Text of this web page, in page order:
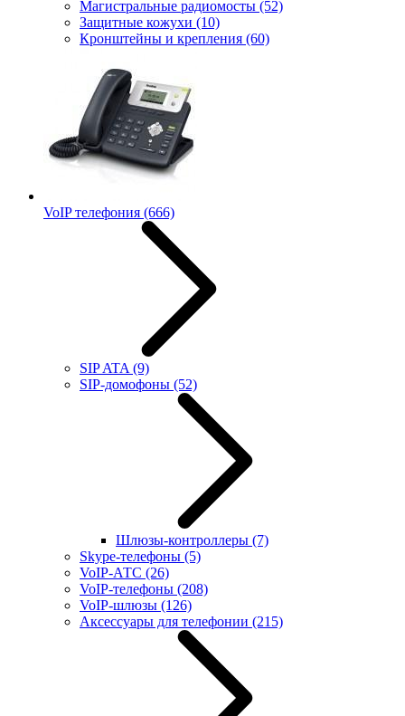
Магистральные радиомосты (52)
Защитные кожухи (10)
Кронштейны и крепления (60)
VoIP телефония (666)
SIP ATA (9)
SIP-домофоны (52)
Шлюзы-контроллеры (7)
Skype-телефоны (5)
VoIP-АТС (26)
VoIP-телефоны (208)
VoIP-шлюзы (126)
Аксессуары для телефонии (215)